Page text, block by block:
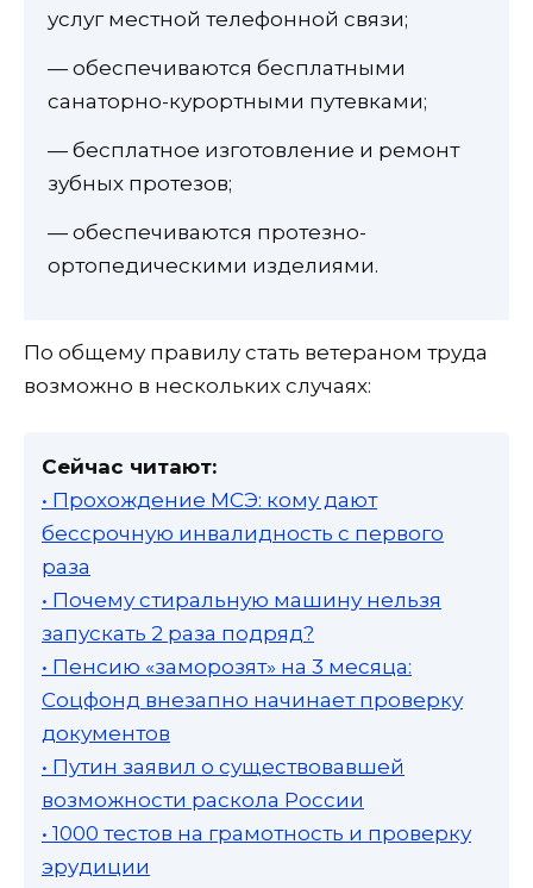
услуг местной телефонной связи;
— обеспечиваются бесплатными
санаторно-курортными путевками;
— бесплатное изготовление и ремонт
зубных протезов;
— обеспечиваются протезно-
ортопедическими изделиями.
По общему правилу стать ветераном труда
возможно в нескольких случаях:
Сейчас читают:
• Прохождение МСЭ: кому дают
бессрочную инвалидность с первого
раза
• Почему стиральную машину нельзя
запускать 2 раза подряд?
• Пенсию «заморозят» на 3 месяца:
Соцфонд внезапно начинает проверку
документов
• Путин заявил о существовавшей
возможности раскола России
• 1000 тестов на грамотность и проверку
эрудиции